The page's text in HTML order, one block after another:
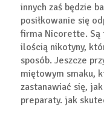
innych zaś będzie
posiłkowanie się
firma Nicorette. Są
ilością nikotyny,
sposób. Jeszcze
miętowym smaku,
zastanawiać się,
preparaty. jak